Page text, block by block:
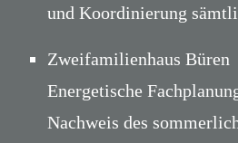
und Koordinierung
Zweifamilienhaus Büren
Energetische
Nachweis des